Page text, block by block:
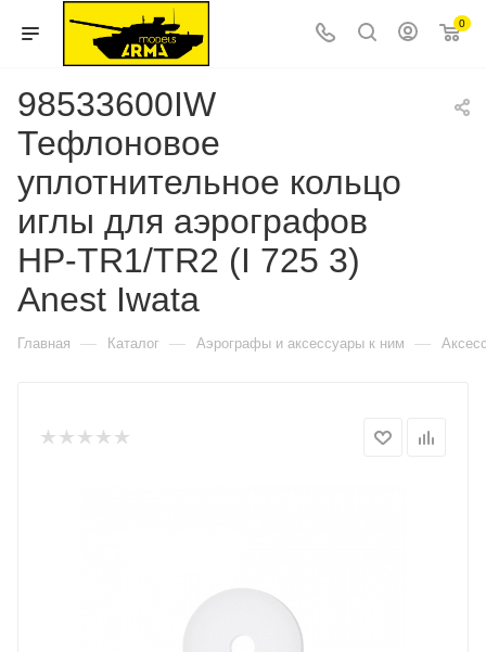
0
98533600IW
Тефлоновое
уплотнительное кольцо
иглы для аэрографов
HP-TR1/TR2 (I 725 3)
Anest Iwata
Главная — Каталог — Аэрографы и аксессуары к ним —